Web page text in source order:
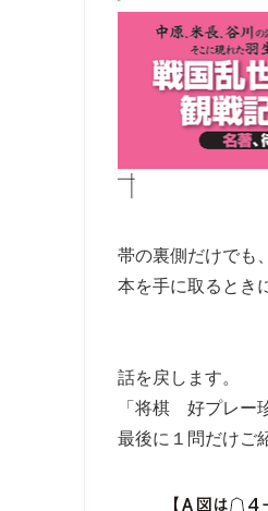
帯の裏側だけでも
本を手に取るとき
話を戻します。
「将棋 好プレー
最後に１問だけご